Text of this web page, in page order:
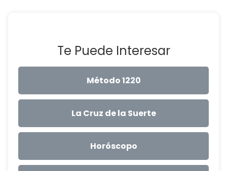
Te Puede Interesar
Método 1220
La Cruz de la Suerte
Horóscopo